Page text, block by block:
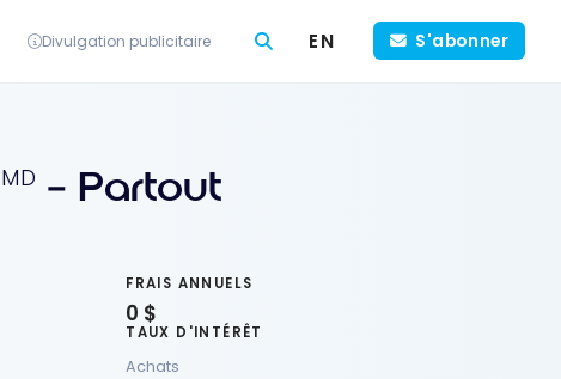
Divulgation publicitaire EN S'abonner
MD – Partout
FRAIS ANNUELS
0 $
TAUX D'INTÉRÊT
Achats